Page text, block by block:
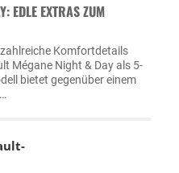
EDLE EXTRAS ZUM
Komfortdetails
Mégane Night & Day als 5-
bietet gegenüber einem